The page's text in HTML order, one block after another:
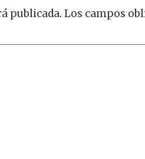
publicada. Los campos